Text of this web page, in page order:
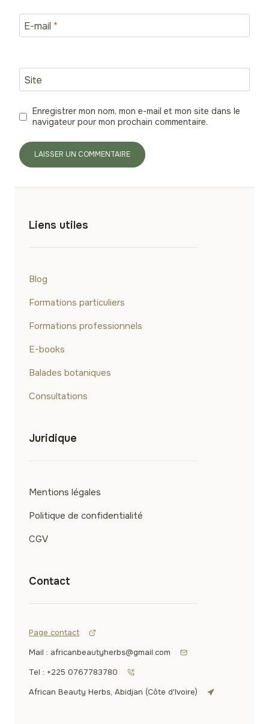
E-mail *
Site
Enregistrer mon nom, mon e-mail et mon site dans le
navigateur pour mon prochain commentaire.
Liens utiles
Blog
Formations particuliers
Formations professionnels
E-books
Balades botaniques
Consultations
Juridique
Mentions légales
Politique de confidentialité
CGV
Contact
Page contact
Mail : africanbeautyherbs@gmail.com
Tel : +225 0767783780
African Beauty Herbs, Abidjan (Côte d'Ivoire)